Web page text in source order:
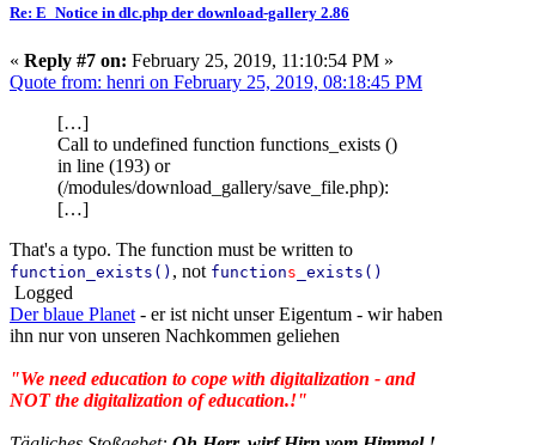
Re: E_Notice in dlc.php der download-gallery 2.86
« Reply #7 on: February 25, 2019, 11:10:54 PM »
Quote from: henri on February 25, 2019, 08:18:45 PM
[…]
Call to undefined function functions_exists ()
in line (193) or
(/modules/download_gallery/save_file.php):
[…]
That's a typo. The function must be written to
function_exists() , not functions _exists()
Logged
Der blaue Planet - er ist nicht unser Eigentum - wir haben
ihn nur von unseren Nachkommen geliehen
"We need education to cope with digitalization - and
NOT the digitalization of education.!"